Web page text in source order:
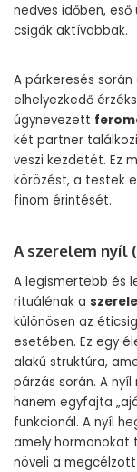
nedves időben,
csigák aktívabbak.
A párkeresés
elhelyezkedő
úgynevezett
két partner
veszi kezdetét. Ez
körözést, a testek
finom érintését.
A szerelem nyíl
A legismertebb és
rituálénak a
különösen az
esetében. Ez egy
alakú struktúra,
párzás során. A
hanem egyfajta
funkcionál. A nyíl
amely hormonokat
növeli a